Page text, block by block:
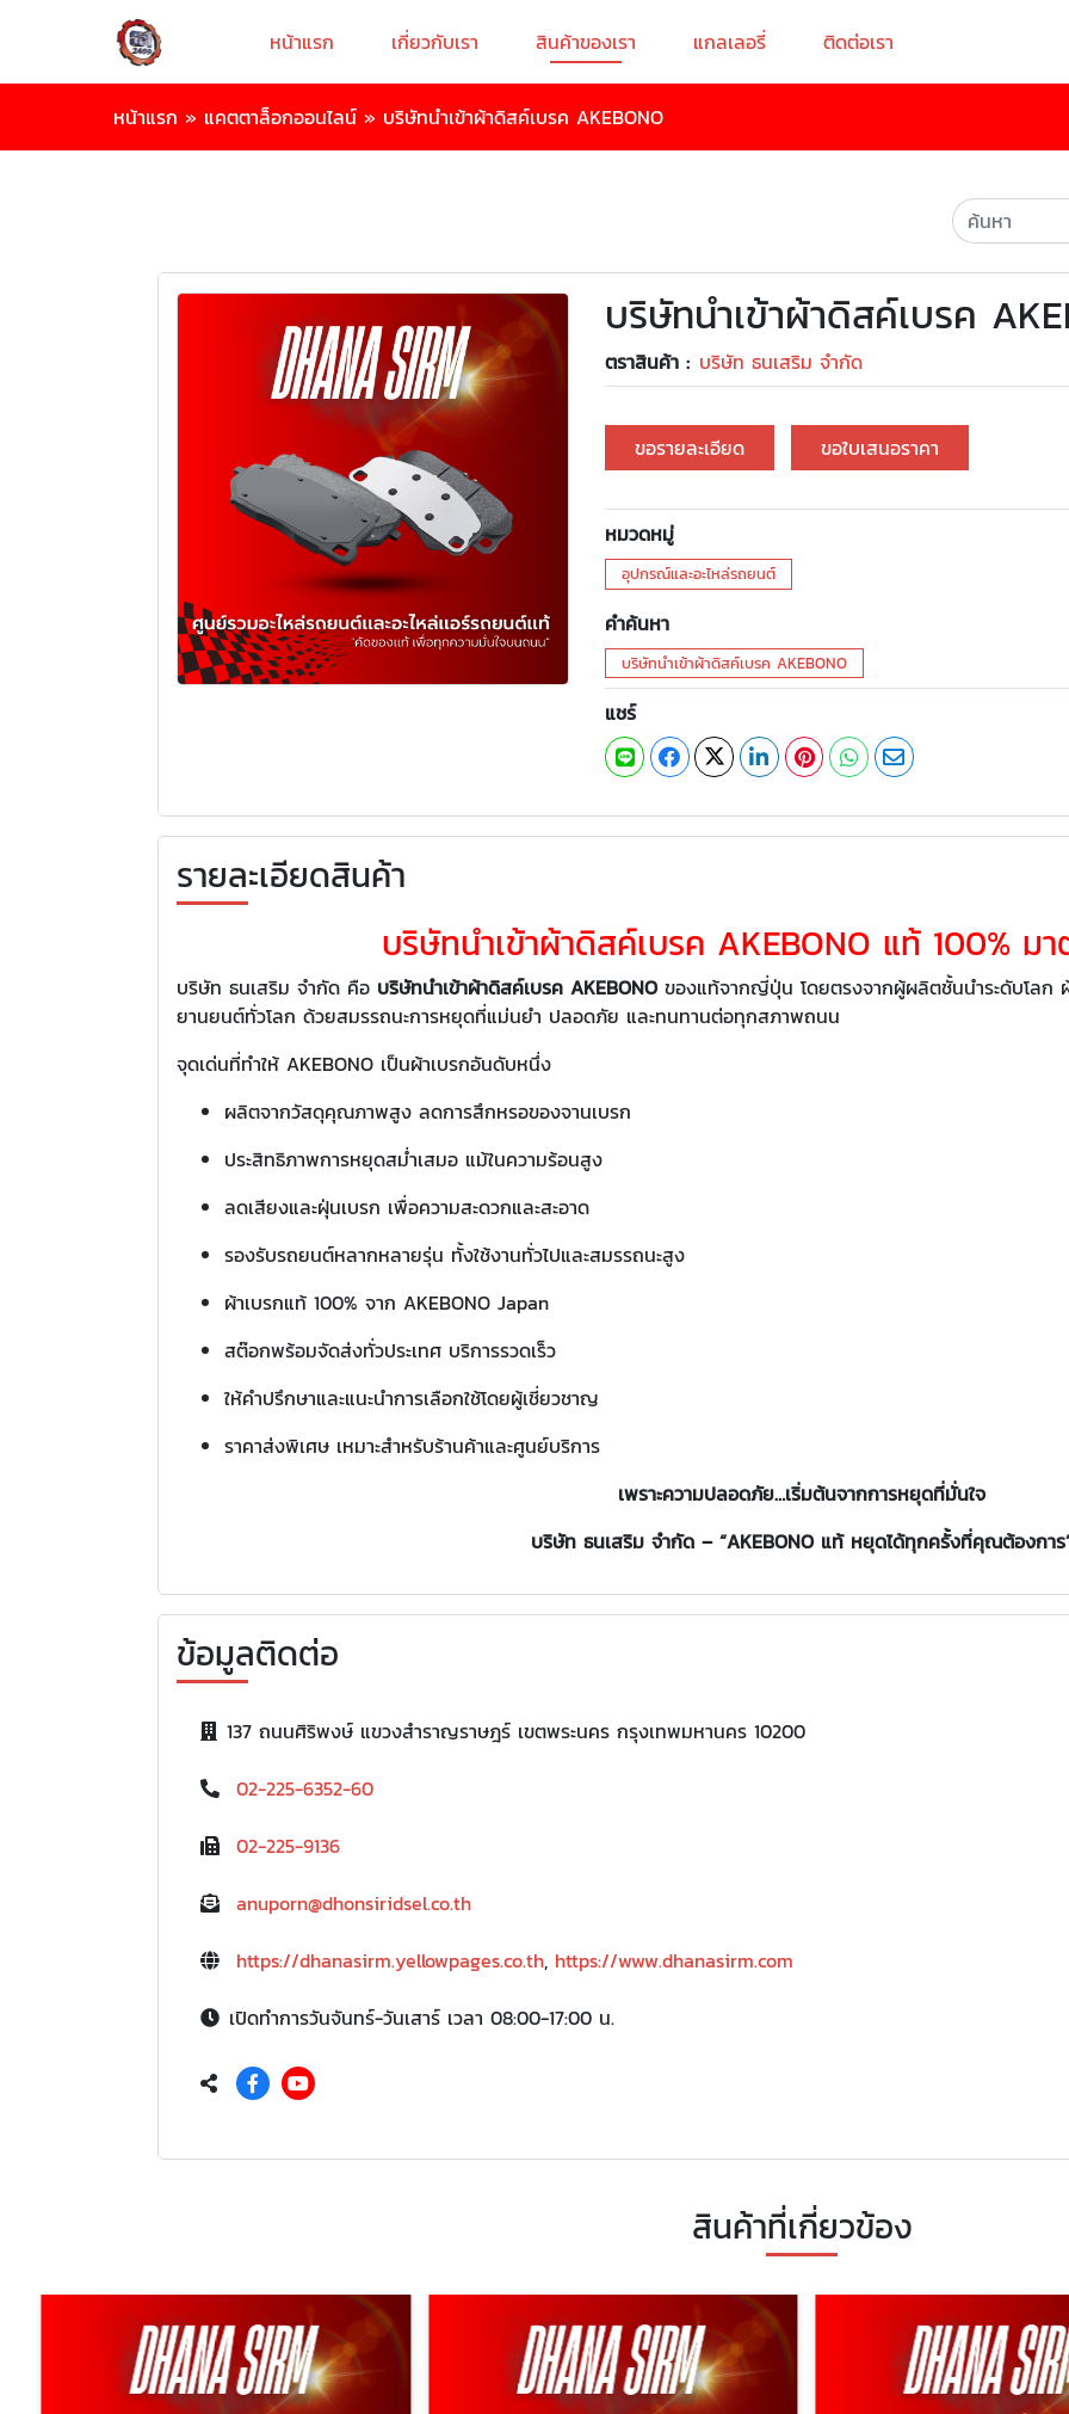
หน้าแรก เกี่ยวกับเรา สินค้าของเรา แกลเลอรี่ ติดต่อเรา
หน้าแรก » แคตตาล็อกออนไลน์ » บริษัทนำเข้าผ้าดิสค์เบรค AKEBONO
บริษัทนำเข้าผ้าดิสค์เบรค
ตราสินค้า : บริษัท ธนเสริม จำกัด
ขอรายละเอียด ขอใบเสนอราคา
หมวดหมู่
อุปกรณ์และอะไหล่รถยนต์
คำค้นหา
บริษัทนำเข้าผ้าดิสค์เบรค AKEBONO
แชร์
รายละเอียดสินค้า
บริษัทนำเข้าผ้าดิสค์เบรค AKEBONO แท้ 100%
บริษัท ธนเสริม จำกัด คือ บริษัทนำเข้าผ้าดิสค์เบรค AKEBONO ของแท้จากญี่ปุ่น โดยตรงจากผู้ผลิตชั้นนำระดับโลก
ยานยนต์ทั่วโลก ด้วยสมรรถนะการหยุดที่แม่นยำ ปลอดภัย และทนทานต่อทุกสภาพถนน
จุดเด่นที่ทำให้ AKEBONO เป็นผ้าเบรกอันดับหนึ่ง
ผลิตจากวัสดุคุณภาพสูง ลดการสึกหรอของจานเบรก
ประสิทธิภาพการหยุดสม่ำเสมอ แม้ในความร้อนสูง
ลดเสียงและฝุ่นเบรก เพื่อความสะดวกและสะอาด
รองรับรถยนต์หลากหลายรุ่น ทั้งใช้งานทั่วไปและสมรรถนะสูง
ผ้าเบรกแท้ 100% จาก AKEBONO Japan
สต๊อกพร้อมจัดส่งทั่วประเทศ บริการรวดเร็ว
ให้คำปรึกษาและแนะนำการเลือกใช้โดยผู้เชี่ยวชาญ
ราคาส่งพิเศษ เหมาะสำหรับร้านค้าและศูนย์บริการ
เพราะความปลอดภัย…เริ่มต้นจากการหยุดที่มั่นใจ
บริษัท ธนเสริม จำกัด – “AKEBONO แท้ หยุดได้ทุกครั้งที่คุณต้องการ
ข้อมูลติดต่อ
137 ถนนศิริพงษ์ แขวงสำราญราษฎร์ เขตพระนคร กรุงเทพมหานคร 10200
02-225-6352-60
02-225-9136
anuporn@dhonsiridsel.co.th
https://dhanasirm.yellowpages.co.th, https://www.dhanasirm.com
เปิดทำการวันจันทร์-วันเสาร์ เวลา 08:00-17:00 น.
สินค้าที่เกี่ยวข้อง